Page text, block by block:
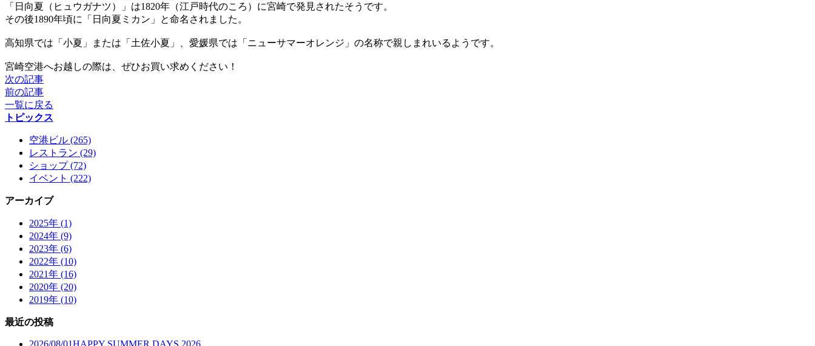
「日向夏（ヒュウガナツ）」は1820年（江戸時代のころ）に宮崎で発見されたそうです。
その後1890年頃に「日向夏ミカン」と命名されました。
高知県では「小夏」または「土佐小夏」、愛媛県では「ニューサマーオレンジ」の名称で親しまれいるようです。
宮崎空港へお越しの際は、ぜひお買い求めください！
次の記事
前の記事
一覧に戻る
トピックス
空港ビル (265)
レストラン (29)
ショップ (72)
イベント (222)
アーカイブ
2025年 (1)
2024年 (9)
2023年 (6)
2022年 (10)
2021年 (16)
2020年 (20)
2019年 (10)
最近の投稿
2026/08/01HAPPY SUMMER DAYS 2026